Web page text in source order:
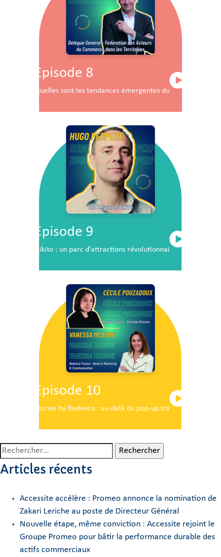
Episode 8
Quelles sont les tendances émergentes du commerce en
Episode 9
Nikito : un parc d’attractions révolutionnaire en plein
Episode 10
Stories by Redevco : au-delà du pop-up traditionnel
Rechercher :
Articles récents
Accessite accélère : Promeo annonce la nomination de
Zakari Leriche au poste de Directeur Général
Nouvelle étape, même conviction : Accessite rejoint le
Groupe Promeo pour bâtir la performance durable des
actifs commerciaux